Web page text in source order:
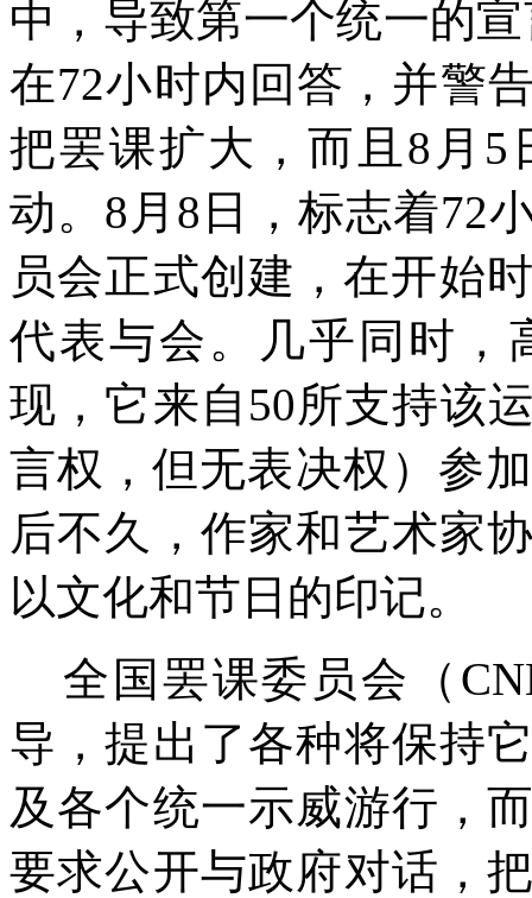
中，导致第一个统一的
在72小时内回答，并警
把罢课扩大，而且 8 月 5
动。 8 月 8 日，标志着72
员会正式创建，在开始
代表与会。几乎同时，
现，它来自 50所支持该
言权，但无表决权）参
后不久，作家和艺术家
以文化和节日的印记。
全国罢课委员会（
导，提出了各种将保持
及各个统一示威游行，
要求公开与政府对话，